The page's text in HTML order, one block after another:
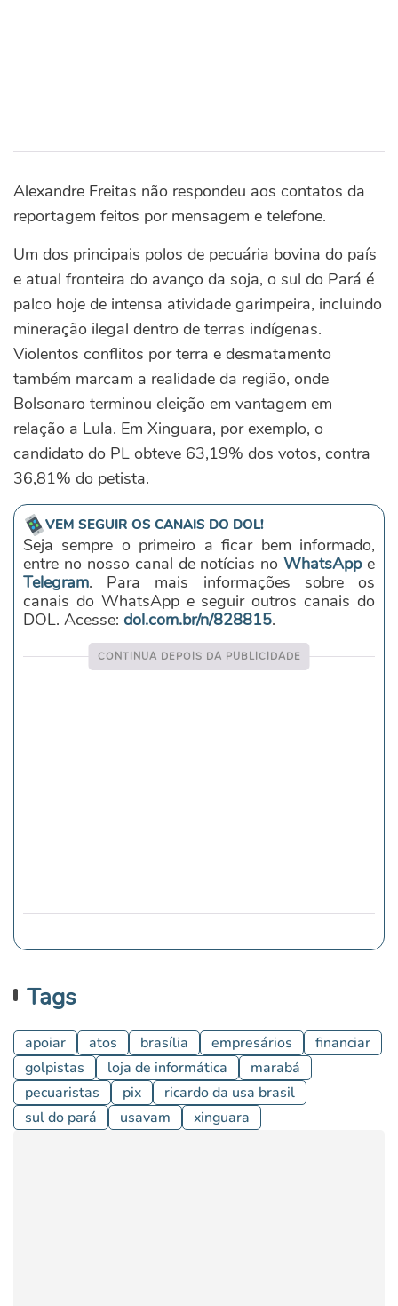
Alexandre Freitas não respondeu aos contatos da
reportagem feitos por mensagem e telefone.
Um dos principais polos de pecuária bovina do país
e atual fronteira do avanço da soja, o sul do Pará é
palco hoje de intensa atividade garimpeira, incluindo
mineração ilegal dentro de terras indígenas.
Violentos conflitos por terra e desmatamento
também marcam a realidade da região, onde
Bolsonaro terminou eleição em vantagem em
relação a Lula. Em Xinguara, por exemplo, o
candidato do PL obteve 63,19% dos votos, contra
36,81% do petista.
VEM SEGUIR OS CANAIS DO DOL!
Seja sempre o primeiro a ficar bem informado,
entre no nosso canal de notícias noWhatsAppe
Telegram. Para mais informações sobre os
canais do WhatsApp e seguir outros canais do
DOL. Acesse: dol.com.br/n/828815.
Tags
apoiar atos brasília empresários
financiar
golpistas
loja de informática
marabá
pecuaristas
pix
ricardo da usa brasil
sul do pará
usavam xinguara